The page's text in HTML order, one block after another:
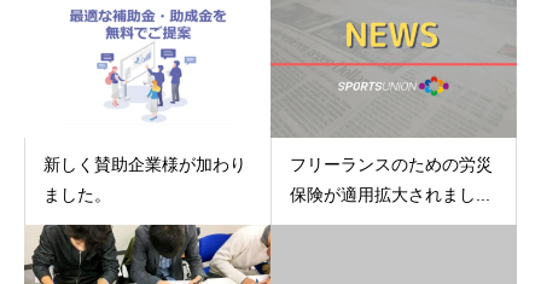
新しく賛助企業様が加わり
ました。
フリーランスのための労災
保険が適用拡大されまし...